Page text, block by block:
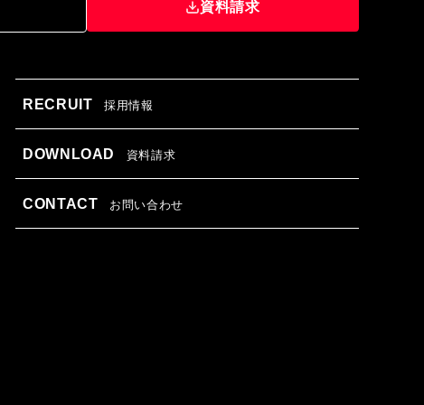
資料請求
RECRUIT 採用情報
DOWNLOAD 資料請求
CONTACT お問い合わせ